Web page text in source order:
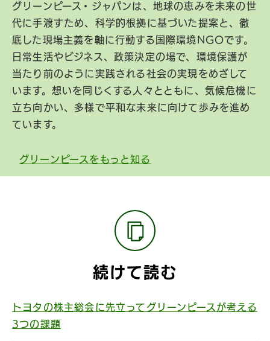
グリーンピース・ジャパンは、地球の恵みを未来の世
代に手渡すため、科学的根拠に基づいた提案と、徹
底した現場主義を軸に行動する国際環境NGOです。
日常生活やビジネス、政策決定の場で、環境保護が
当たり前のように実践される社会の実現をめざして
います。想いを同じくする人々とともに、気候危機に
立ち向かい、多様で平和な未来に向けて歩みを進め
ています。
グリーンピースをもっと知る
続けて読む
トヨタの株主総会に先立ってグリーンピースが考える
3つの課題